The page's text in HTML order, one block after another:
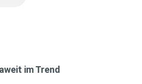
im Trend